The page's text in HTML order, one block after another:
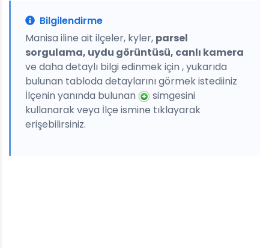
Bilgilendirme
Manisa iline ait ilçeler, kyler, parsel
sorgulama, uydu görüntüsü, canlı kamera
ve daha detaylı bilgi edinmek için , yukarıda
bulunan tabloda detaylarını görmek istediiniz
İlçenin yanında bulunan
simgesini
kullanarak veya İlçe ismine tıklayarak
erişebilirsiniz.